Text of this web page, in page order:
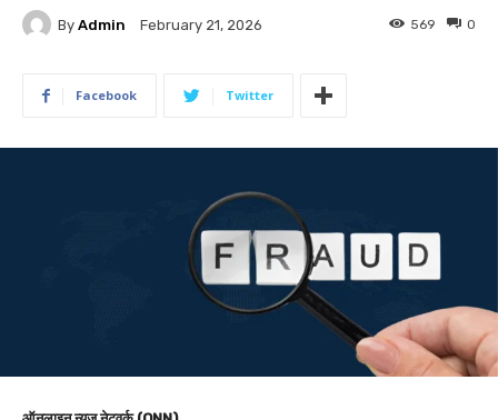
By Admin February 21, 2026 0
569
Facebook Twitter